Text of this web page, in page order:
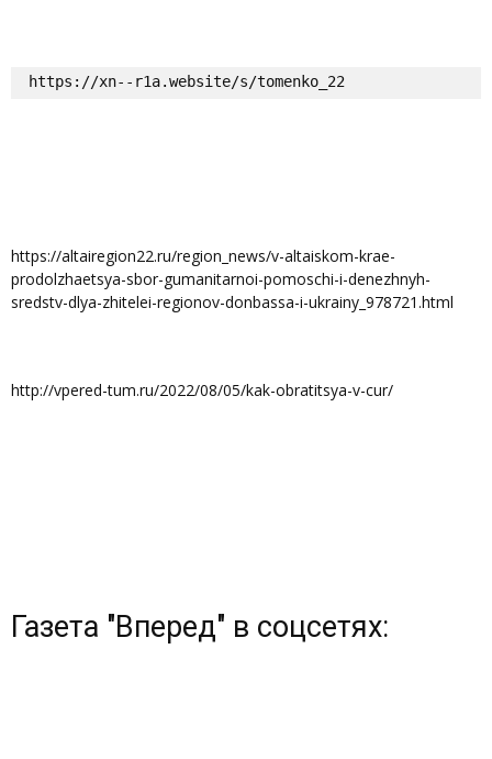
https://xn--r1a.website/s/tomenko_22
https://altairegion22.ru/region_news/v-altaiskom-krae-
prodolzhaetsya-sbor-gumanitarnoi-pomoschi-i-denezhnyh-
sredstv-dlya-zhitelei-regionov-donbassa-i-ukrainy_978721.html
http://vpered-tum.ru/2022/08/05/kak-obratitsya-v-cur/
Газета "Вперед" в соцсетях: